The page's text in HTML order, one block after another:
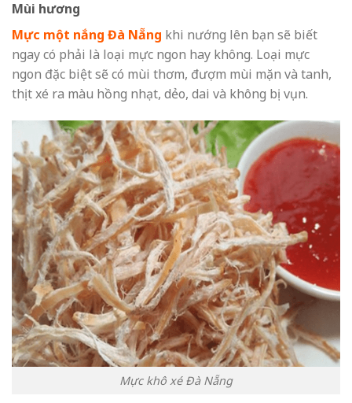
Mùi hương
Mực một nắng Đà Nẵng khi nướng lên bạn sẽ biết
ngay có phải là loại mực ngon hay không. Loại mực
ngon đặc biệt sẽ có mùi thơm, đượm mùi mặn và tanh,
thịt xé ra màu hồng nhạt, dẻo, dai và không bị vụn.
Mực khô xé Đà Nẵng